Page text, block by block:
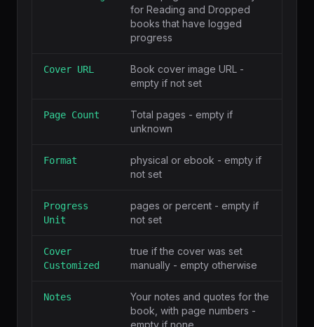
for Reading and Dropped
books that have logged
progress
Cover URL
Book cover image URL -
empty if not set
Page Count
Total pages - empty if
unknown
Format
physical or ebook - empty if
not set
Progress
Unit
pages or percent - empty if
not set
Cover
Customized
true if the cover was set
manually - empty otherwise
Notes
Your notes and quotes for the
book, with page numbers -
empty if none